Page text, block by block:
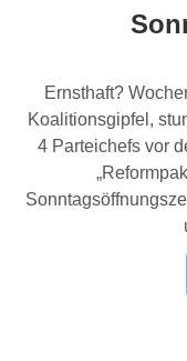
Ernsthaft?
Koalitionsgipfel,
4 Parteichefs vor